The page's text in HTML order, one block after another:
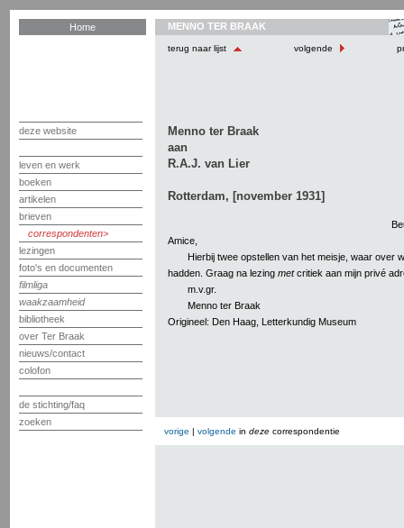
Home
deze website
leven en werk
boeken
artikelen
brieven
correspondenten
lezingen
foto's en documenten
filmliga
waakzaamheid
bibliotheek
over Ter Braak
nieuws/contact
colofon
de stichting/faq
zoeken
MENNO TER BRAAK
terug naar lijst volgende
Menno ter Braak
aan
R.A.J. van Lier
Rotterdam, [november 1931]
Amice,
Hierbij twee opstellen van het meisje, waar over
hadden. Graag na lezing metcritiek aan mijn privé
m.v.gr.
Menno ter Braak
Origineel: Den Haag, Letterkundig Museum
vorige | volgende in deze correspondentie